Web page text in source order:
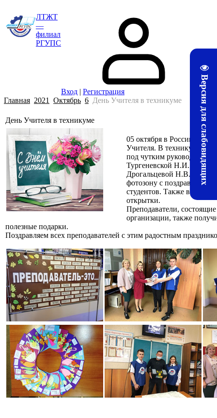
Версия для слабовидящих
ЛТЖТ
—
филиал
РГУПС
Вход | Регистрация
Главная 2021 Октябрь 6 День Учителя в техникуме
День Учителя в техникуме
05 октября в России
Учителя. В техникуме
под чутким руководством
Тургеневской Н.И. и
Дрогальцевой Н.В.
фотозону с
студентов. Также все
открытки.
Преподаватели,
организации, также
полезные подарки.
Поздравляем всех преподавателей с этим радостным